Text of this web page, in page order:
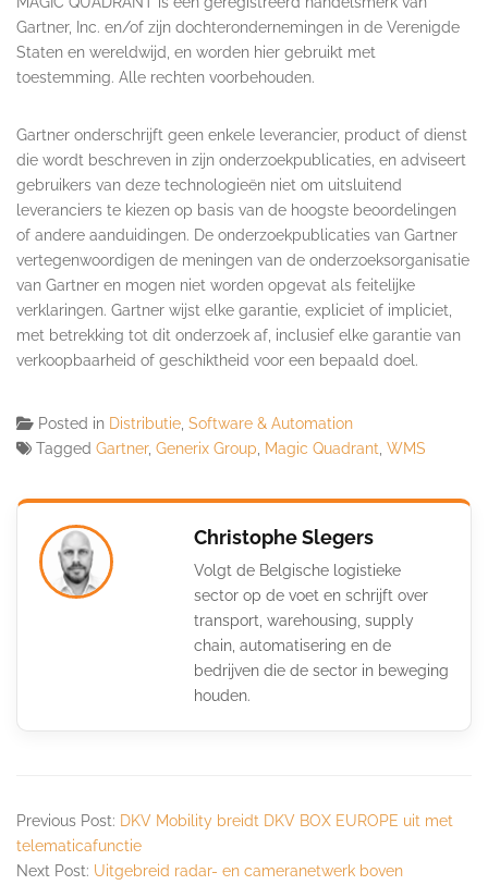
Gartner, Inc. en/of zijn dochterondernemingen in de Verenigde
Staten en wereldwijd, en worden hier gebruikt met
toestemming. Alle rechten voorbehouden.
Gartner onderschrijft geen enkele leverancier, product of dienst
die wordt beschreven in zijn onderzoekpublicaties, en adviseert
gebruikers van deze technologieën niet om uitsluitend
leveranciers te kiezen op basis van de hoogste beoordelingen
of andere aanduidingen. De onderzoekpublicaties van Gartner
vertegenwoordigen de meningen van de onderzoeksorganisatie
van Gartner en mogen niet worden opgevat als feitelijke
verklaringen. Gartner wijst elke garantie, expliciet of impliciet,
met betrekking tot dit onderzoek af, inclusief elke garantie van
verkoopbaarheid of geschiktheid voor een bepaald doel.
Posted in Distributie Software & Automation
Tagged Gartner, Generix Group Magic Quadrant WMS
Christophe Slegers
Volgt de Belgische logistieke
sector op de voet en schrijft over
transport, warehousing, supply
chain, automatisering en de
bedrijven die de sector in beweging
houden.
Previous Post: DKV Mobility breidt DKV BOX EUROPE uit met
telematicafunctie
Next Post: Uitgebreid radar- en cameranetwerk boven